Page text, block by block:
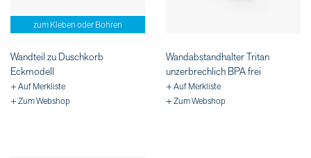
zum Kleben oder Bohren
Wandteil zu Duschkorb
Eckmodell
+ Auf Merkliste
+ Zum Webshop
Wandabstandhalter Tritan
unzerbrechlich BPA frei
+ Auf Merkliste
+ Zum Webshop